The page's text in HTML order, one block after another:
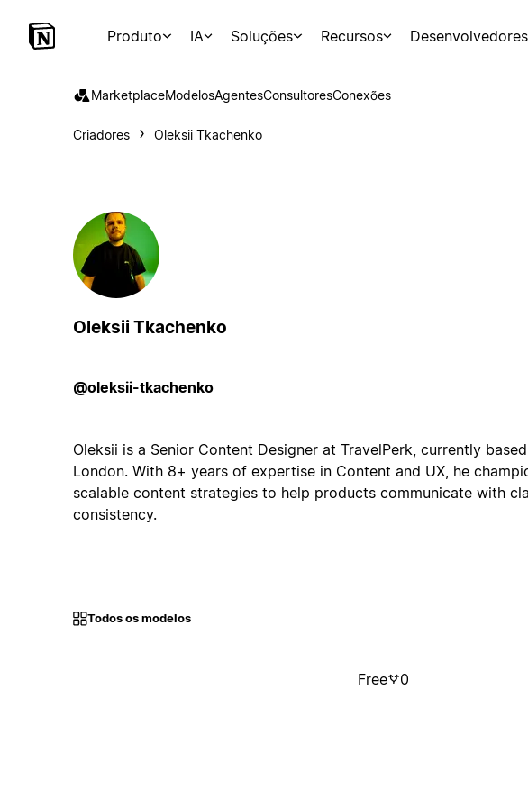
Produto IA Soluções Recursos Desenvolvedores
MarketplaceModelosAgentesConsultoresConexões
Criadores Oleksii Tkachenko
Oleksii Tkachenko
@oleksii-tkachenko
Oleksii is a Senior Content Designer at TravelPerk, currently
London. With 8+ years of expertise in Content and UX, he
scalable content strategies to help products communicate with
consistency.
Todos os modelos
Free 0